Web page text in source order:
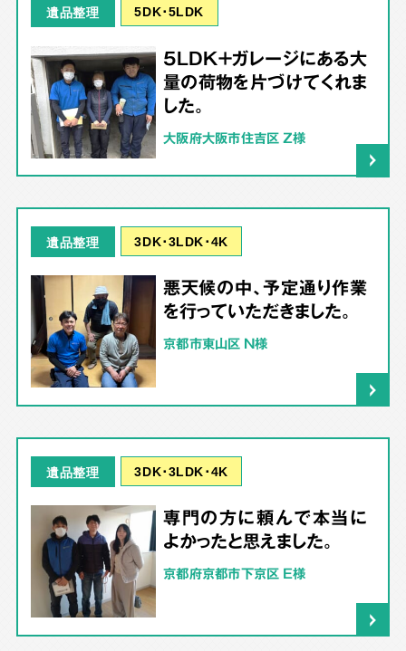
遺品整理 5DK･5LDK
5LDK＋ガレージにある大
量の荷物を片づけてくれま
した。
大阪府大阪市住吉区 Z様
遺品整理 3DK･3LDK･4K
悪天候の中、予定通り作業
を行っていただきました。
京都市東山区 N様
遺品整理 3DK･3LDK･4K
専門の方に頼んで本当に
よかったと思えました。
京都府京都市下京区 E様